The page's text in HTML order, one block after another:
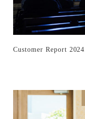
Customer Report